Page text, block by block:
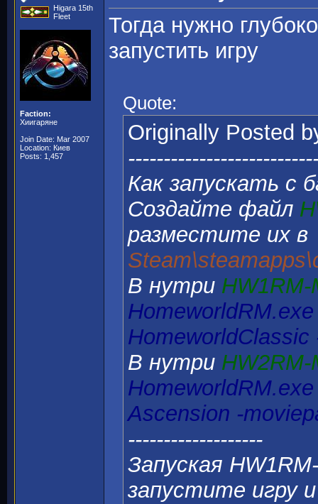
Higara 15th
Fleet
Faction:
Хиигаряне
Join Date: Mar 2007
Location: Киев
Posts: 1,457
Тогда нужно
запустить игру
Quote:
Originally Posted
Как запускать c
Создайте файл
разместите их в
В нутри
В нутри
Ascension -
-------------------
Запуская
запустите игру